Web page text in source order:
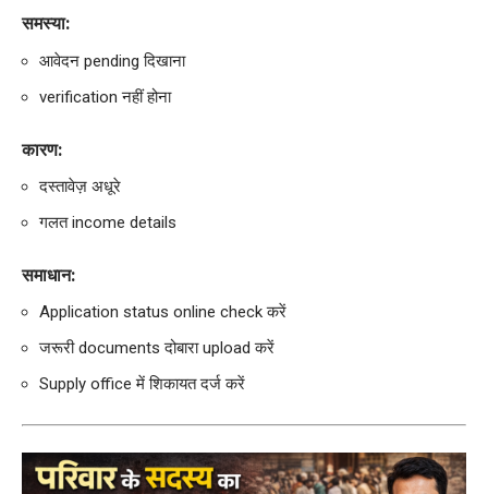
समस्या:
आवेदन pending दिखाना
verification नहीं होना
कारण:
दस्तावेज़ अधूरे
गलत income details
समाधान:
Application status online check करें
जरूरी documents दोबारा upload करें
Supply office में शिकायत दर्ज करें